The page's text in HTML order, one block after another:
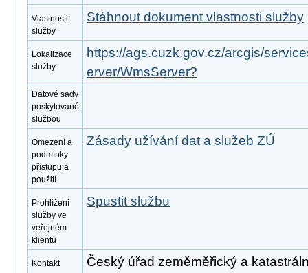
Vlastnosti
služby
Stáhnout dokument vlastnosti služby
Lokalizace
služby
https://ags.cuzk.gov.cz/arcgis/
erver/WmsServer?
Datové sady
poskytované
službou
Omezení a
podmínky
přístupu a
použití
Zásady užívání dat a služeb ZÚ
Prohlížení
služby ve
veřejném
klientu
Spustit službu
Kontakt
Český úřad zeměměřický a